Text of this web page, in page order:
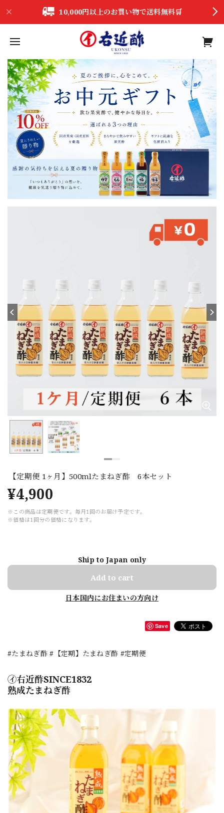
10,000円以上のお買い物で送料無料🛒
【定期便 1ヶ月】500mlたまねぎ酢 6本セット
¥4,900
※この商品は定期便です。毎月1回のお届け予定です。
※価格は1回分の価格になります。
Ship to Japan only
Add to cart
日本国内にお住まいの方向け
Save
#たまねぎ酢 #【定期】たまねぎ酢 #定期便
㋑右近酢SINCE1832
熟成たまねぎ酢